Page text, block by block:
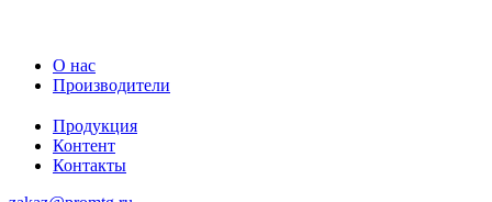
О нас
Производители
Продукция
Контент
Контакты